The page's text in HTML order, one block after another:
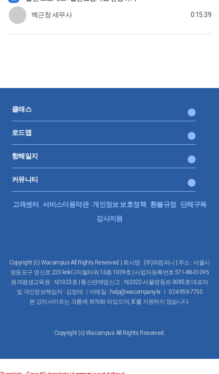
백근창 세무사 0:15:39
클래스
로드맵
항해일지
커뮤니티
고객센터 서비스이용약관 개인정보 보호정책 환불규정
단체구독
강사지원
Copyright (c) Wacampus All Rights Reserved. | 회사명 : (주)와컴퍼니 | 주소 : 서울시
영등포구 영신로 220 knk디지털타워 10층 1009호 | 사업자등록번호 571-88-01095
원격평생교육원 : 제1023호 | 통신판매업신고 : 제2022-서울영등포-3085호 대표자
및 개인정보책임자 : 김정태 ㅣ이메일 : help@wacompany.kr ㅣ 02-6959-7755
본 강의사이트는 크롬에 최적화 되있으며, IE를 지원하지 않습니다.
Copyright (c) Wacampus All Rights Reserved.